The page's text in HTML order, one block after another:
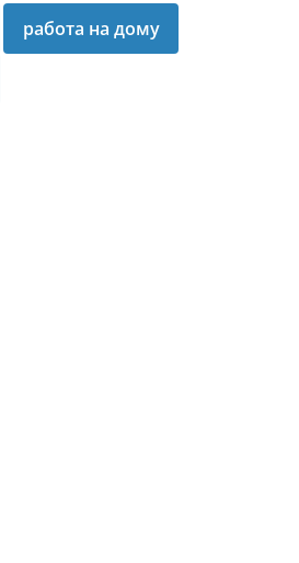
работа на дому